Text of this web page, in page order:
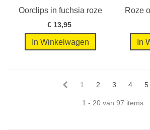
Oorclips in fuchsia roze
met...
€ 13,95
In Winkelwagen
Roze
In
1 2 3 4 5
1 - 20 van 97 items